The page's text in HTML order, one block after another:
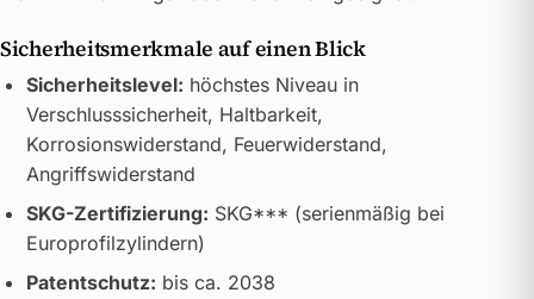
Sicherheitsmerkmale auf einen Blick
Sicherheitslevel: höchstes Niveau in
Verschlusssicherheit, Haltbarkeit,
Korrosionswiderstand, Feuerwiderstand,
Angriffswiderstand
SKG-Zertifizierung: SKG*** (serienmäßig bei
Europrofilzylindern)
Patentschutz: bis ca. 2038